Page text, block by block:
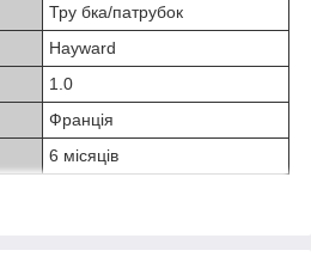
Тру бка/патрубок
Hayward
1.0
Франція
6 місяців